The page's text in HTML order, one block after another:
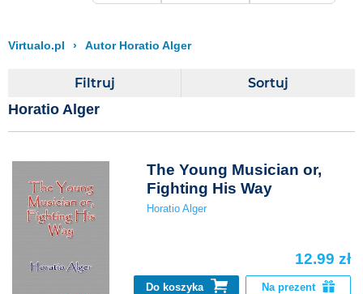
Virtualo.pl › Autor Horatio Alger
Filtruj Sortuj
Horatio Alger
The Young Musician or,
Fighting His Way
Horatio Alger
12.99 zł
Do koszyka Na prezent